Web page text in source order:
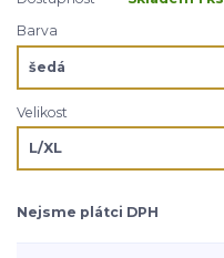
Barva
Velikost
Nejsme plátci DPH